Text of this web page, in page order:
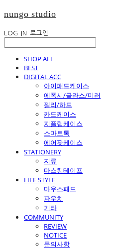
nungo studio
LOG IN 로그인
SHOP ALL
BEST
DIGITAL ACC
아이패드케이스
에폭시/글라스/미러
젤리/하드
카드케이스
지플립케이스
스마트톡
에어팟케이스
STATIONERY
지류
마스킹테이프
LIFE STYLE
마우스패드
파우치
기타
COMMUNITY
REVIEW
NOTICE
문의사항